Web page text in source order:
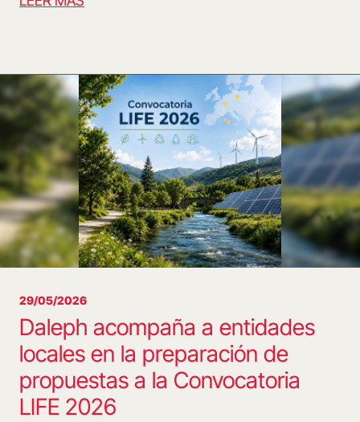
29/05/2026
Daleph acompaña a entidades
locales en la preparación de
propuestas a la Convocatoria
LIFE 2026